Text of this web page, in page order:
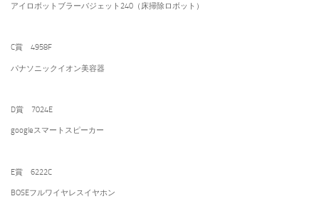
アイロボットブラーバジェット240（床掃除ロボット）
C賞 4958F
パナソニックイオン美容器
D賞 7024E
googleスマートスピーカー
E賞 6222C
BOSEフルワイヤレスイヤホン